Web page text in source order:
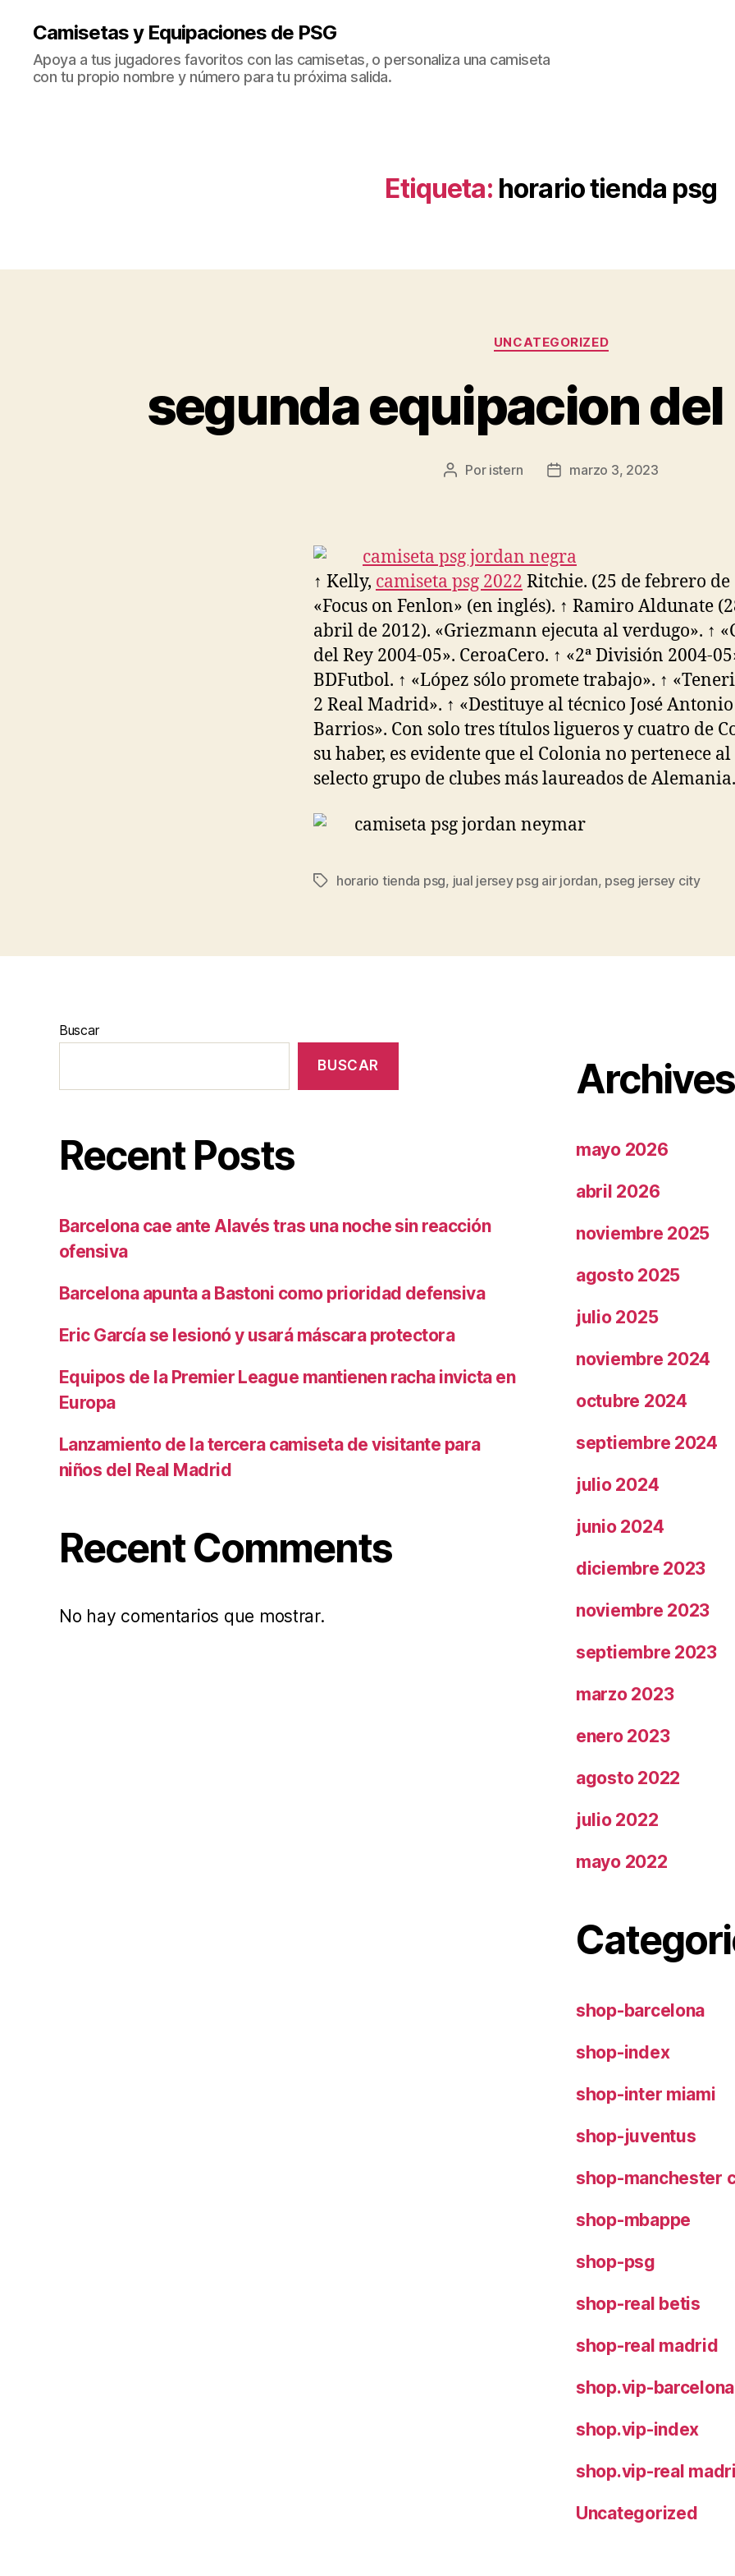
Camisetas y Equipaciones de PSG
Apoya a tus jugadores favoritos con las camisetas, o personaliza una camiseta
con tu propio nombre y número para tu próxima salida.
Etiqueta: horario tienda psg
Categorías
UNCATEGORIZED
segunda equipacion
Autor
Por istern
Fechamarzo 3, 2023
↑ Kelly, camiseta psg 2022 Ritchie. (25 de febrero de
«Focus on Fenlon» (en inglés). ↑ Ramiro Aldunate
abril de 2012). «Griezmann ejecuta al verdugo». ↑
del Rey 2004-05». CeroaCero. ↑ «2ª División 2004-
BDFutbol. ↑ «López sólo promete trabajo». ↑
2 Real Madrid». ↑ «Destituye al técnico José Antonio
Barrios». Con solo tres títulos ligueros y cuatro de
su haber, es evidente que el Colonia no pertenece al
selecto grupo de clubes más laureados de Alemania.
Etiquetas
horario tienda psg, jual jersey psg air jordan, pseg jersey city
Buscar
BUSCAR
Recent Posts
Barcelona cae ante Alavés tras una noche sin reacción
ofensiva
Barcelona apunta a Bastoni como prioridad defensiva
Eric García se lesionó y usará máscara protectora
Equipos de la Premier League mantienen racha invicta en
Europa
Lanzamiento de la tercera camiseta de visitante para
niños del Real Madrid
Recent Comments
No hay comentarios que mostrar.
Archives
mayo 2026
abril 2026
noviembre 2025
agosto 2025
julio 2025
noviembre 2024
octubre 2024
septiembre 2024
julio 2024
junio 2024
diciembre 2023
noviembre 2023
septiembre 2023
marzo 2023
enero 2023
agosto 2022
julio 2022
mayo 2022
shop-barcelona
shop-index
shop-inter miami
shop-juventus
shop-manchester
shop-mbappe
shop-psg
shop-real betis
shop-real madrid
shop.vip-barcelona
shop.vip-index
shop.vip-real
Uncategorized